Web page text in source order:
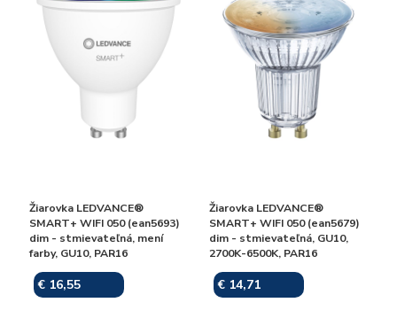
Žiarovka LEDVANCE®
SMART+ WIFI 050 (ean5693)
dim - stmievateľná, mení
farby, GU10, PAR16
€ 16,55
Žiarovka LEDVANCE®
SMART+ WIFI 050 (ean5679)
dim - stmievateľná, GU10,
2700K-6500K, PAR16
€ 14,71